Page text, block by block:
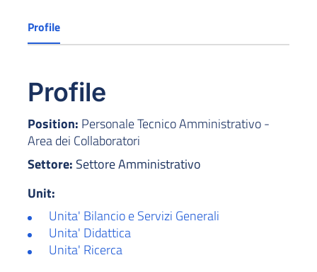
Profile
Profile
Position: Personale Tecnico Amministrativo -
Area dei Collaboratori
Settore: Settore Amministrativo
Unit:
Unita' Bilancio e Servizi Generali
Unita' Didattica
Unita' Ricerca